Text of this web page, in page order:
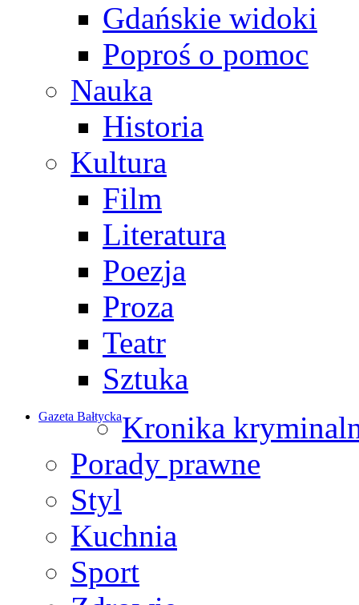
Gdańskie widoki
Poproś o pomoc
Nauka
Historia
Kultura
Film
Literatura
Poezja
Proza
Teatr
Sztuka
Gazeta BałtyckaKronika
Porady prawne
Styl
Kuchnia
Sport